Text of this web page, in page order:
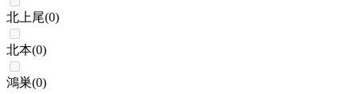
北上尾(0)
北本(0)
鴻巣(0)